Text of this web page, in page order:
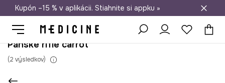
Doprava zadarmo od 50 €
Kupón –15 % v aplikácii. Stiahnite si appku »
Pánske rifle carrot
(2 výsledkov)